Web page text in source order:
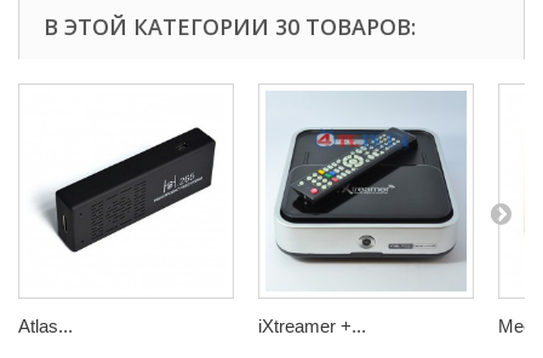
В ЭТОЙ КАТЕГОРИИ 30 ТОВАРОВ:
Atlas... iXtreamer +...